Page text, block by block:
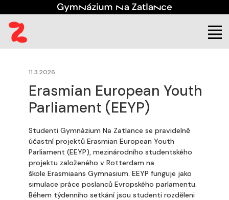
Co s námi můžete zažít(aktuální)
11.3.2026
Erasmian European Youth
Parliament (EEYP)
Studenti Gymnázium Na Zatlance se pravidelně
účastní projektů Erasmian European Youth
Parliament (EEYP), mezinárodního studentského
projektu založeného v Rotterdam na
škole Erasmiaans Gymnasium. EEYP funguje jako
simulace práce poslanců Evropského parlamentu.
Během týdenního setkání jsou studenti rozděleni